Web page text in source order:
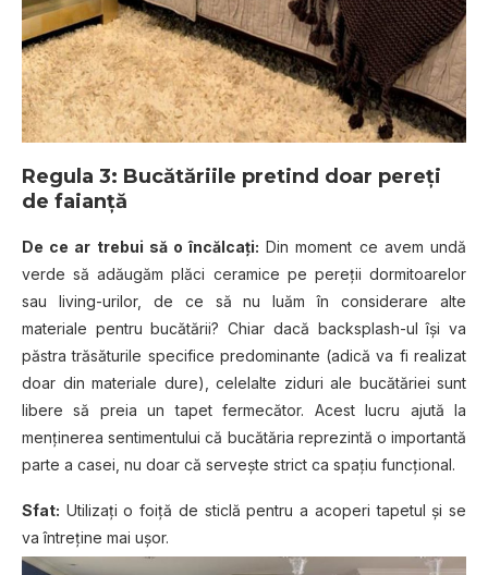
Regula 3: Bucătăriile pretind doar pereți
de faianță
De ce ar trebui să o încălcați: Din moment ce avem undă
verde să adăugăm plăci ceramice pe pereții dormitoarelor
sau living-urilor, de ce să nu luăm în considerare alte
materiale pentru bucătării? Chiar dacă backsplash-ul își va
păstra trăsăturile specifice predominante (adică va fi realizat
doar din materiale dure), celelalte ziduri ale bucătăriei sunt
libere să preia un tapet fermecător. Acest lucru ajută la
menținerea sentimentului că bucătăria reprezintă o importantă
parte a casei, nu doar că servește strict ca spațiu funcțional.
Sfat: Utilizați o foiță de sticlă pentru a acoperi tapetul și se
va întreține mai ușor.